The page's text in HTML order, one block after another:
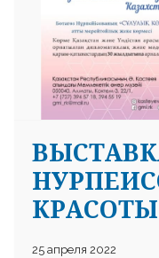
25 апреля 2022